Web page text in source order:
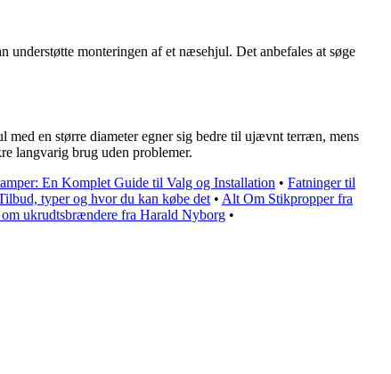
monteringen af et næsehjul. Det anbefales at søge
en større diameter egner sig bedre til ujævnt terræn, mens
langvarig brug uden problemer.
En Komplet Guide til Valg og Installation • Fatninger til
typer og hvor du kan købe det• Alt Om Stikpropper fra
ukrudtsbrændere fra Harald Nyborg •